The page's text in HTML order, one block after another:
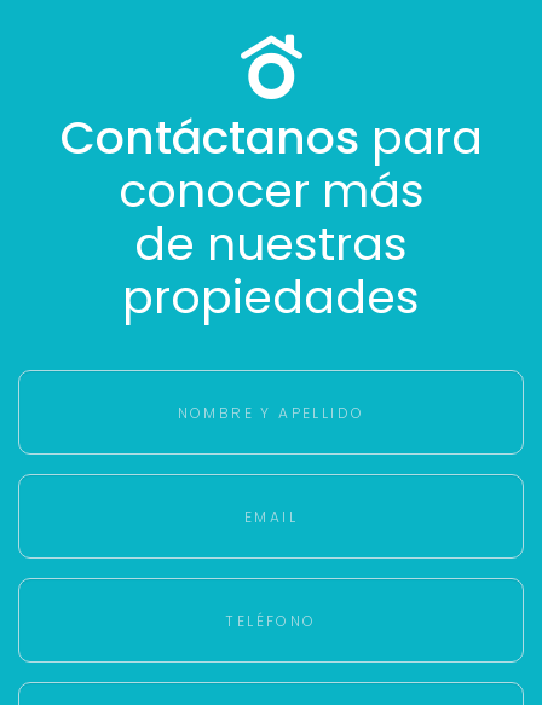
Contáctanos para
conocer más
de nuestras
propiedades
Para responderte
sistema de gestión de clientes.
Tu nombre *
Tu WhatsApp *